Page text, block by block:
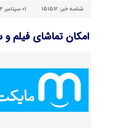
شناسه خبر: 151512 01 سپتامبر 2024 - 22:02
امکان تماشای فیلم